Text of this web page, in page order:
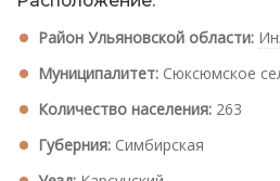
Район Ульяновской области:
Муниципалитет: Сюксюмское
Количество населения: 263
Губерния: Симбирская